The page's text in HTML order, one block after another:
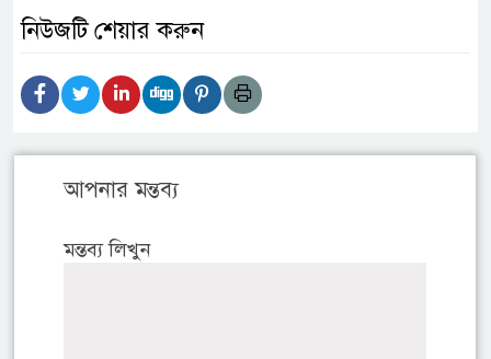
নিউজটি শেয়ার করুন
আপনার মন্তব্য
মন্তব্য লিখুন